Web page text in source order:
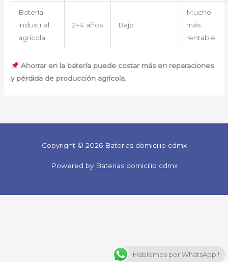
Batería
industrial
agrícola
2–4 años Bajo
Mucho
más
rentable
Ahorrar en la batería puede costar más en reparaciones
y pérdida de producción agrícola.
Copyright © 2026 Baterias domicilio cdmx
Powered by Baterias domicilio cdmx
Hablemos por WhatsApp !